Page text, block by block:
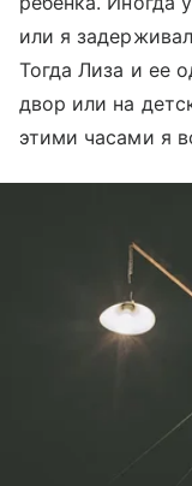
или я
Тогда Лиза и ее
двор или на
этими часами я